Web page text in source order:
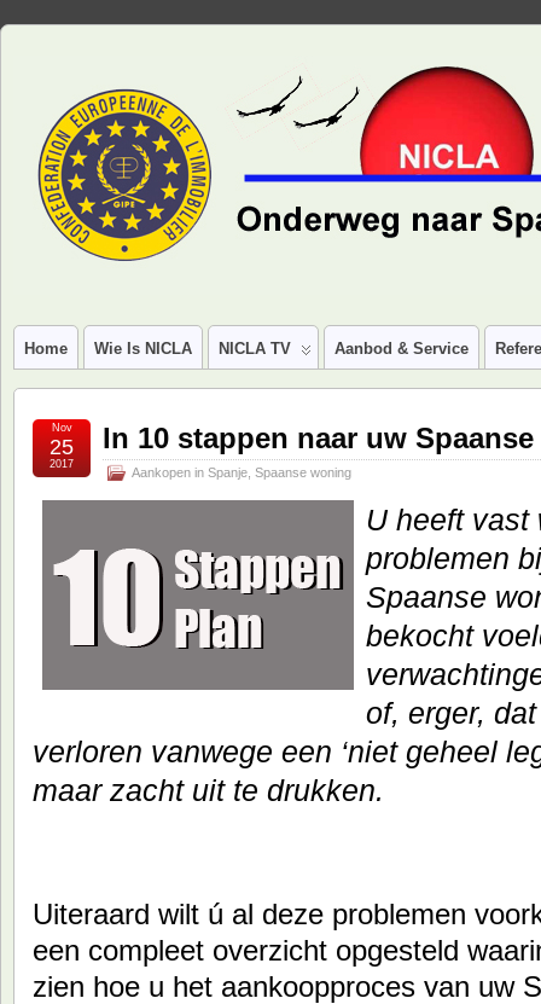
Home Wie Is NICLA NICLA TV Aanbod & Service
In 10 stappen naar uw
Aankopen in Spanje Spaanse woning
Nov
25
2017
U heeft vast
problemen
Spaanse
bekocht
of, erger,
verloren vanwege een ‘niet geheel
maar zacht uit te drukken.
Uiteraard wilt ú al deze problemen
een compleet overzicht opgesteld
zien hoe u het aankoopproces van uw